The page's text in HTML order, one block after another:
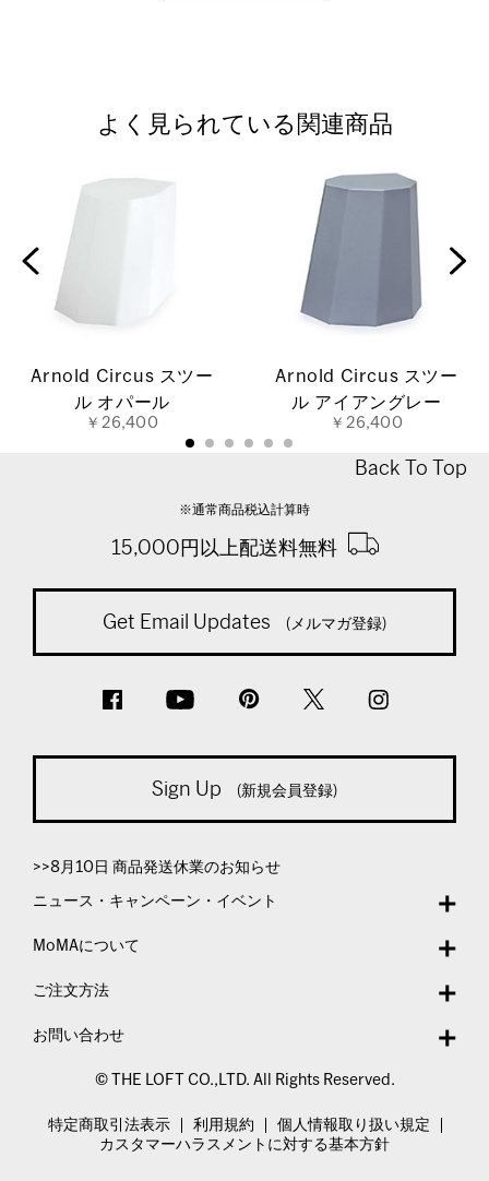
よく見られている関連商品
Arnold Circus スツー
ル オパール
￥26,400
Arnold Circus スツー
ル アイアングレー
￥26,400
Back To Top
※通常商品税込計算時
15,000円以上配送料無料
Get Email Updates (メルマガ登録)
Sign Up (新規会員登録)
>>8月10日 商品発送休業のお知らせ
ニュース・キャンペーン・イベント
MoMAについて
ご注文方法
お問い合わせ
© THE LOFT CO.,LTD. All Rights Reserved.
特定商取引法表示 利用規約
個人情報取り扱い規定
カスタマーハラスメントに対する基本方針